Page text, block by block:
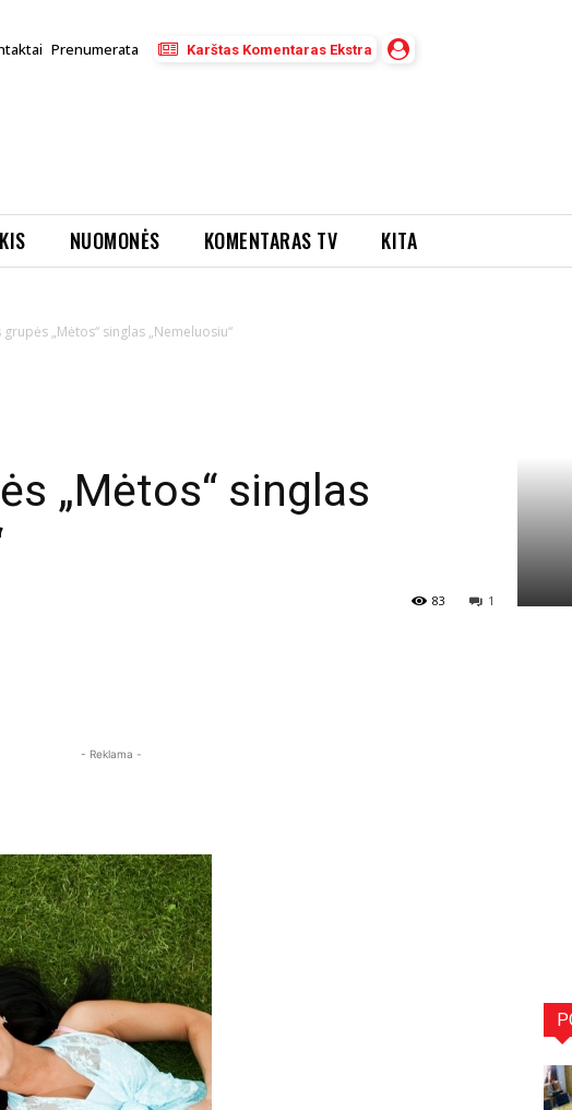
Prenumerata Karštas Komentaras Ekstra
NUOMONĖS KOMENTARAS TV KITA
grupės „Mėtos“ singlas „Nemeluosiu“
„Mėtos“ singlas
1
83
- Reklama -